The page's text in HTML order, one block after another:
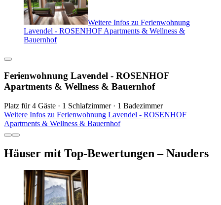
Weitere Infos zu Ferienwohnung
Lavendel - ROSENHOF Apartments & Wellness &
Bauernhof
Ferienwohnung Lavendel - ROSENHOF
Apartments & Wellness & Bauernhof
Platz für 4 Gäste · 1 Schlafzimmer · 1 Badezimmer
Weitere Infos zu Ferienwohnung Lavendel - ROSENHOF
Apartments & Wellness & Bauernhof
Häuser mit Top-Bewertungen – Nauders